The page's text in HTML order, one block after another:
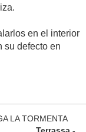
en el interior
su defecto en
LA TORMENTA